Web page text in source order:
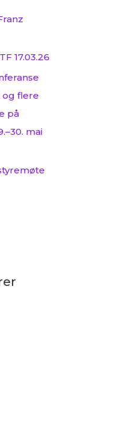
17.03.26
og flere
på
mai